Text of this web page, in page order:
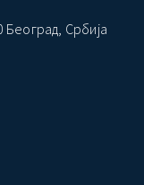
Србија